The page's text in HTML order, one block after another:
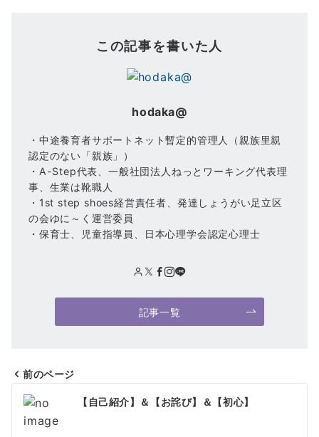
この記事を書いた人
hodaka@
・中途養育者サポートネット暫定的管理人（親族里親
認定のない「親族」）
・A-Step代表、一般社団法人ねっとワーキング代表理
事、生業は靴職人
・1st step shoes経営責任者、発達しょうがい足立区
の会ゆに～く運営委員
・保育士、児童指導員、日本心理学会認定心理士
記事一覧
投
稿
前のページ
【自己紹介】＆【お詫び】＆【初心】